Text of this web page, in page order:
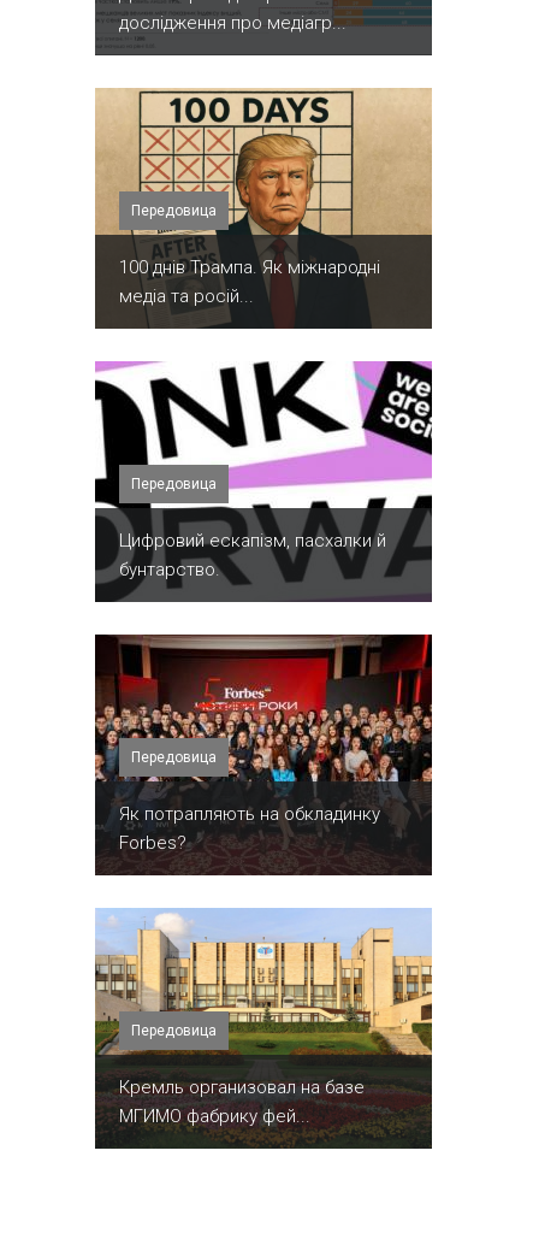
дослідження про медіагр...
Передовица
100 днів Трампа. Як міжнародні
медіа та росій...
Передовица
​Цифровий ескапізм, пасхалки й
бунтарство.
Передовица
​Як потрапляють на обкладинку
Forbes?
Передовица
Кремль организовал на базе
МГИМО фабрику фей...